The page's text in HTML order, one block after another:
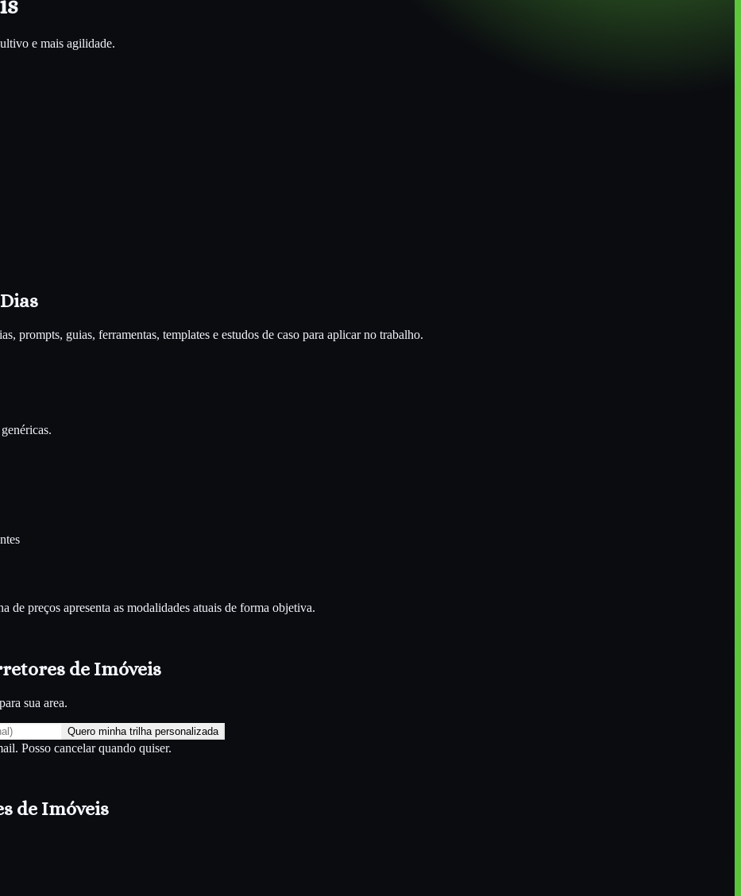
e mais agilidade.
prompts, guias, ferramentas, templates e estudos de caso para aplicar no trabalho.
de preços apresenta as modalidades atuais de forma objetiva.
de Imóveis
sua area.
Quero minha trilha personalizada
Posso cancelar quando quiser.
de Imóveis